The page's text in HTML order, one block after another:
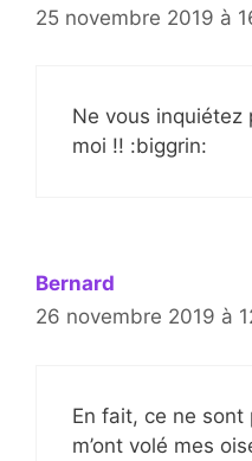
25 novembre 2019 à
Ne vous
moi !! :biggrin:
Bernard
26 novembre 2019 à
En fait, ce ne sont
m’ont volé mes